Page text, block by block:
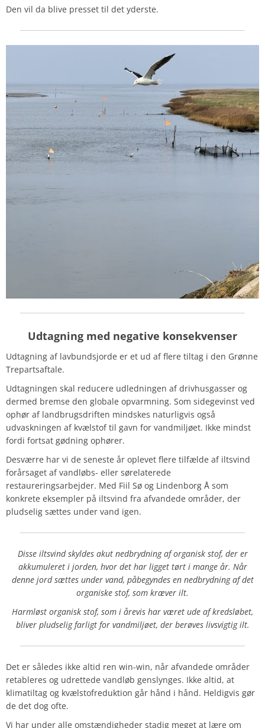
Den vil da blive presset til det yderste.
Udtagning med negative konsekvenser
Udtagning af lavbundsjorde er et ud af flere tiltag i den Grønne
Trepartsaftale.
Udtagningen skal reducere udledningen af drivhusgasser og
dermed bremse den globale opvarmning. Som sidegevinst ved
ophør af landbrugsdriften mindskes naturligvis også
udvaskningen af kvælstof til gavn for vandmiljøet. Ikke mindst
fordi fortsat gødning ophører.
Desværre har vi de seneste år oplevet flere tilfælde af iltsvind
forårsaget af vandløbs- eller sørelaterede
restaureringsarbejder. Med Fiil Sø og Lindenborg Å som
konkrete eksempler på iltsvind fra afvandede områder, der
pludselig sættes under vand igen.
Disse iltsvind skyldes akut nedbrydning af organisk stof, der er
akkumuleret i jorden, hvor det har ligget tørt i mange år. Når
denne jord sættes under vand, påbegyndes en nedbrydning af det
organiske stof, som kræver ilt.
Harmløst organisk stof, som i årevis har været ude af kredsløbet,
bliver pludselig farligt for vandmiljøet, der berøves livsvigtig ilt.
Det er således ikke altid ren win-win, når afvandede områder
retableres og udrettede vandløb genslynges. Ikke altid, at
klimatiltag og kvælstofreduktion går hånd i hånd. Heldigvis gør
de det dog ofte.
Vi har under alle omstændigheder stadig meget at lære om